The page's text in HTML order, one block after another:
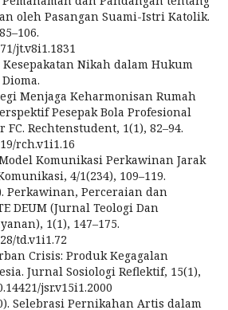
oleh Pasangan Suami-Istri Katolik.
jt.v8i1.1831
Kesepakatan Nikah dalam Hukum
Menjaga Keharmonisan Rumah
Pesepak Bola Profesional
Rechtenstudent, 1(1), 82–94.
rch.v1i1.16
Komunikasi Perkawinan Jarak
4/1(234), 109–119.
Perkawinan, Perceraian dan
DEUM (Jurnal Teologi Dan
1(1), 147–175.
td.v1i1.72
Crisis: Produk Kegagalan
Jurnal Sosiologi Reflektif, 15(1),
jsr.v15i1.2000
Selebrasi Pernikahan Artis dalam